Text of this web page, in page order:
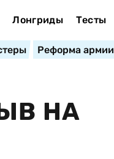
Лонгриды Тесты
Реформа армии
НА